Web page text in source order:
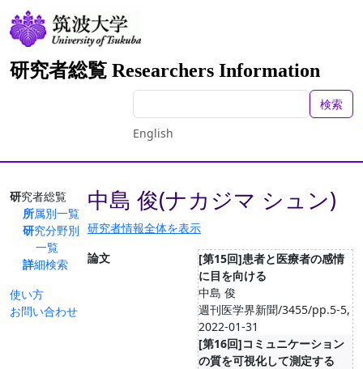
研究者総覧 Researchers Information
検索
English
研究者総覧
所属別一覧
研究分野別
一覧
詳細検索
使い方
お問い合わせ
中島 俊(ナカジマ シュン)
研究者情報全体を表示
論文
[第15回]患者と医療者の感情
に目を向ける
中島 俊
週刊医学界新聞/3455/pp.5-5,
2022-01-31
[第16回]コミュニケーション
の質を可視化して測定する